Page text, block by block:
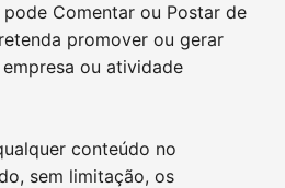
Comentar ou Postar de
promover ou gerar
ou atividade
conteúdo no
sem limitação, os